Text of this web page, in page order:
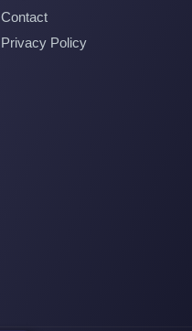
Contact
Privacy Policy